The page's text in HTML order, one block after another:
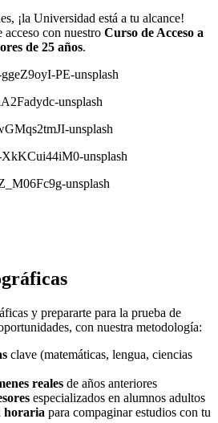
¡la Universidad está a tu alcance!
acceso con nuestro Curso de Acceso a
de 25 años.
y prepararte para la prueba de
con nuestra metodología:
clave (matemáticas, lengua, ciencias
reales de años anteriores
especializados en alumnos adultos
horaria para compaginar estudios con tu